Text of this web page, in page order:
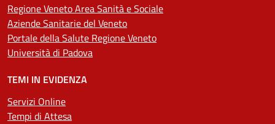
Regione Veneto Area Sanità e Sociale
Aziende Sanitarie del Veneto
Portale della Salute Regione Veneto
Università di Padova
TEMI IN EVIDENZA
Servizi Online
Tempi di Attesa